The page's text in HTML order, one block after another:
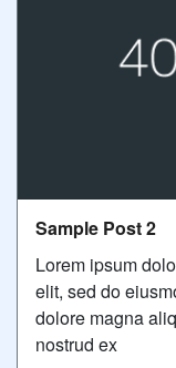
Sample Post 2
Lorem ipsum
elit, sed do
dolore magna
nostrud ex